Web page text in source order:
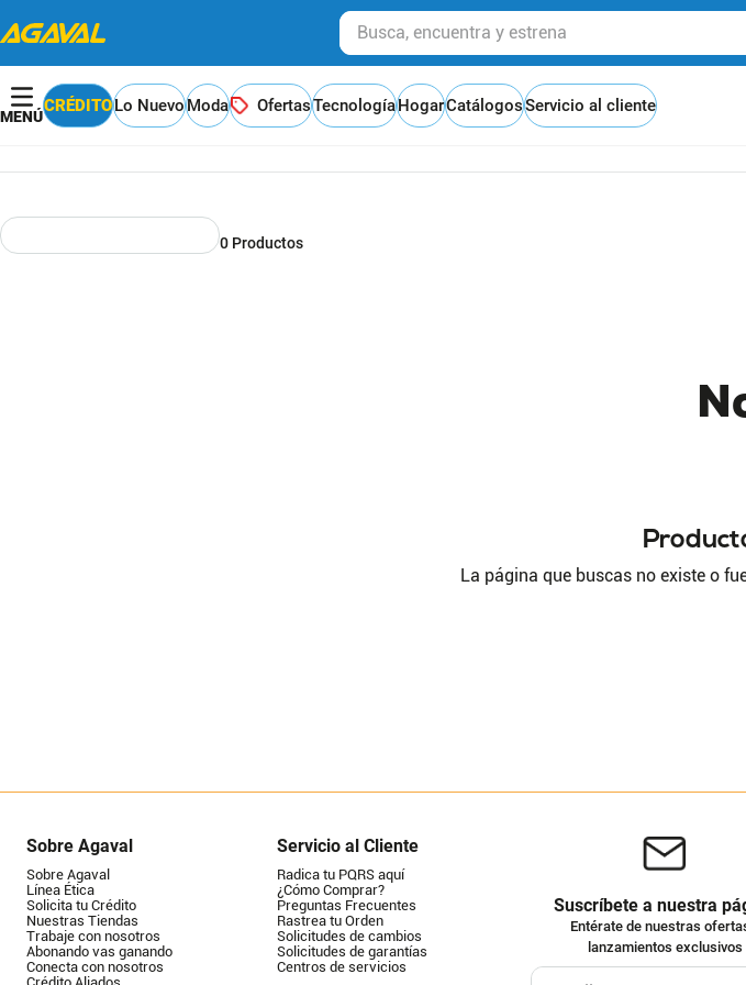
Busca, encuentra y estrena
CRÉDITOLo NuevoModa OfertasTecnologíaHogarCatálogosServicio al cliente
0 Productos
La página que buscas no existe o
Sobre Agaval
Sobre Agaval
Línea Ética
Solicita tu Crédito
Nuestras Tiendas
Trabaje con nosotros
Abonando vas ganando
Conecta con nosotros
Servicio al Cliente
Radica tu PQRS aquí
¿Cómo Comprar?
Preguntas Frecuentes
Rastrea tu Orden
Solicitudes de cambios
Solicitudes de garantías
Centros de servicios
Suscríbete a nuestra
Entérate de nuestras
lanzamientos exclusivos